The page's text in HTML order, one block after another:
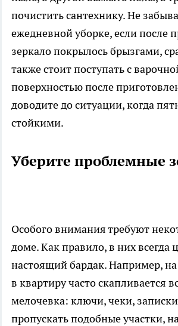
почистить сантехнику. Не
ежедневной уборке, если после
зеркало покрылось брызгами,
также стоит поступать с
поверхностью после
доводите до ситуации, когда
стойкими.
Уберите проблемные
Особого внимания требуют
доме. Как правило, в них всегда
настоящий бардак. Например, на
в квартиру часто скапливается
мелочевка: ключи, чеки,
пропускать подобные участки,